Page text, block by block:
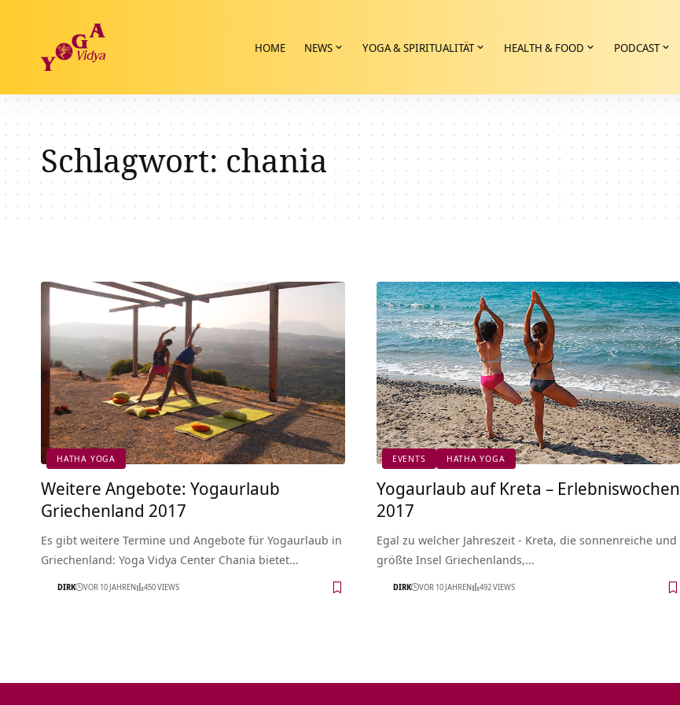
HOME NEWS YOGA & SPIRITUALITÄT HEALTH & FOOD PODCAST
Schlagwort: chania
HATHA YOGA
Weitere Angebote: Yogaurlaub
Griechenland 2017
Es gibt weitere Termine und Angebote für Yogaurlaub in
Griechenland: Yoga Vidya Center Chania bietet…
DIRK VOR 10 JAHREN 450 VIEWS
EVENTS HATHA YOGA
Yogaurlaub auf Kreta – Erlebniswochen
2017
Egal zu welcher Jahreszeit - Kreta, die sonnenreiche und
größte Insel Griechenlands,…
DIRK VOR 10 JAHREN 492 VIEWS